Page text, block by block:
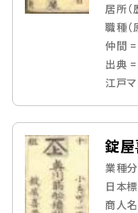
居所
職種
仲間
出典
江戸
錠屋
業種
日本
商人